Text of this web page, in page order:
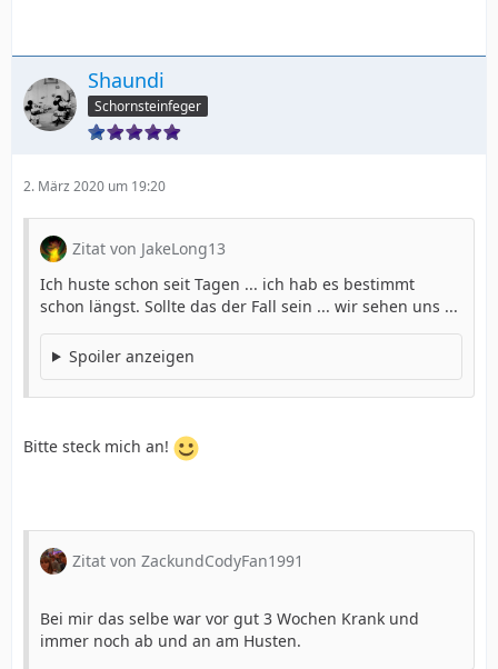
Shaundi
Schornsteinfeger
2. März 2020 um 19:20
Zitat von JakeLong13
Ich huste schon seit Tagen ... ich hab es bestimmt
schon längst. Sollte das der Fall sein ... wir sehen uns ...
Spoiler anzeigen
Bitte steck mich an!
Zitat von ZackundCodyFan1991
Bei mir das selbe war vor gut 3 Wochen Krank und
immer noch ab und an am Husten.